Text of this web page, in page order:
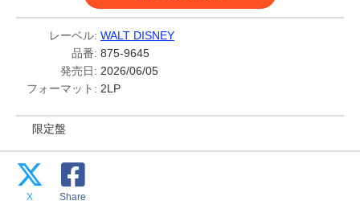
レーベル: WALT DISNEY
品番: 875-9645
発売日: 2026/06/05
フォーマット: 2LP
限定盤
X Share